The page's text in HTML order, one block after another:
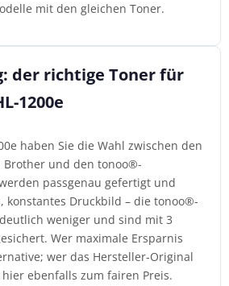
mit den gleichen Toner.
der richtige Toner für
1200e
haben Sie die Wahl zwischen den
Brother und den tonoo®-
passgenau gefertigt und
konstantes Druckbild – die tonoo®-
weniger und sind mit 3
Wer maximale Ersparnis
wer das Hersteller-Original
ebenfalls zum fairen Preis.